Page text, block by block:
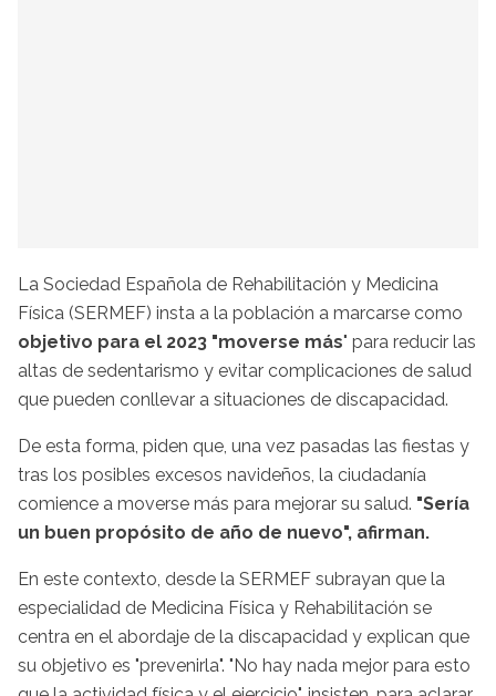
La Sociedad Española de Rehabilitación y Medicina
Física (SERMEF) insta a la población a marcarse como
objetivo para el 2023 "moverse más" para reducir las
altas de sedentarismo y evitar complicaciones de salud
que pueden conllevar a situaciones de discapacidad.
De esta forma, piden que, una vez pasadas las fiestas y
tras los posibles excesos navideños, la ciudadanía
comience a moverse más para mejorar su salud. "Sería
un buen propósito de año de nuevo", afirman.
En este contexto, desde la SERMEF subrayan que la
especialidad de Medicina Física y Rehabilitación se
centra en el abordaje de la discapacidad y explican que
su objetivo es "prevenirla". "No hay nada mejor para esto